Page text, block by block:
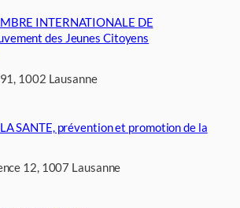
INTERNATIONALE DE
des Jeunes Citoyens
1002 Lausanne
SANTE, prévention et promotion de la
12, 1007 Lausanne